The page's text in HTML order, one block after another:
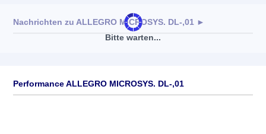
Bitte warten...
Nachrichten zu ALLEGRO MICROSYS. DL-,01 ►
Performance ALLEGRO MICROSYS. DL-,01